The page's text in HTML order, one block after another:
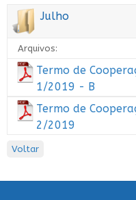
Julho
Arquivos:
Termo de
1/2019 - B
Termo de
2/2019
Voltar